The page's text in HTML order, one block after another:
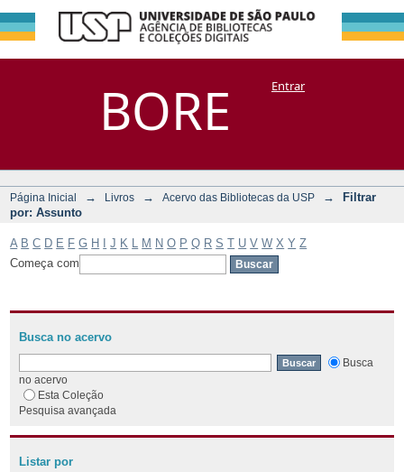
BORE
Filtrar por:
Assunto
DSpace/Manakin + CoriscoEntrar
Página Inicial → Livros → Acervo das Bibliotecas da USP →
Filtrar
por: Assunto
A B C D E F G H J K M N O P Q R S T U V W X Y Z
Começa com
Busca no acervo
Busca
no acervo
Esta Coleção
Pesquisa avançada
Listar por